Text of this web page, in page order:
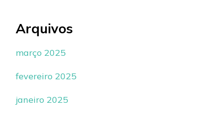
Arquivos
março 2025
fevereiro 2025
janeiro 2025